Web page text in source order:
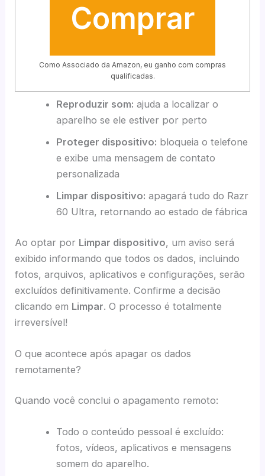
Comprar
Como Associado da Amazon, eu ganho com compras
qualificadas.
Reproduzir som: ajuda a localizar o
aparelho se ele estiver por perto
Proteger dispositivo: bloqueia o telefone
e exibe uma mensagem de contato
personalizada
Limpar dispositivo: apagará tudo do Razr
60 Ultra, retornando ao estado de fábrica
Ao optar por Limpar dispositivo, um aviso será
exibido informando que todos os dados, incluindo
fotos, arquivos, aplicativos e configurações, serão
excluídos definitivamente. Confirme a decisão
clicando em Limpar. O processo é totalmente
irreversível!
O que acontece após apagar os dados
remotamente?
Quando você conclui o apagamento remoto:
Todo o conteúdo pessoal é excluído:
fotos, vídeos, aplicativos e mensagens
somem do aparelho.